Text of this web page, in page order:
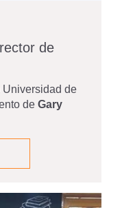
de
Universidad de
de Gary